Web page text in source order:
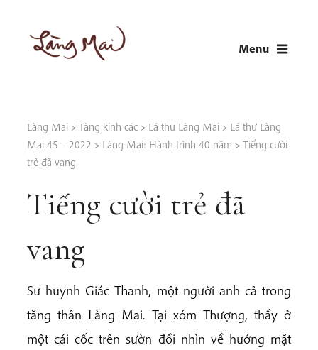
content
Menu
Làng Mai > Tàng kinh các > Lá thư Làng Mai > Lá thư Làng
Mai 45 – 2022 > Làng Mai: Hành trình 40 năm > Tiếng cười
trẻ đã vang
Tiếng cười trẻ đã
vang
Sư huynh Giác Thanh, một người anh cả trong
tăng thân Làng Mai. Tại xóm Thượng, thầy ở
một cái cốc trên sườn đồi nhìn về hướng mặt